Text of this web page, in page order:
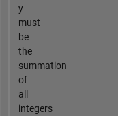
y
must
be
the
summation
of
all
integers